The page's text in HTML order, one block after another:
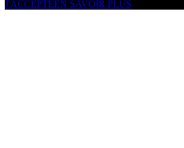
J'ACCEPTEEN SAVOIR PLUS